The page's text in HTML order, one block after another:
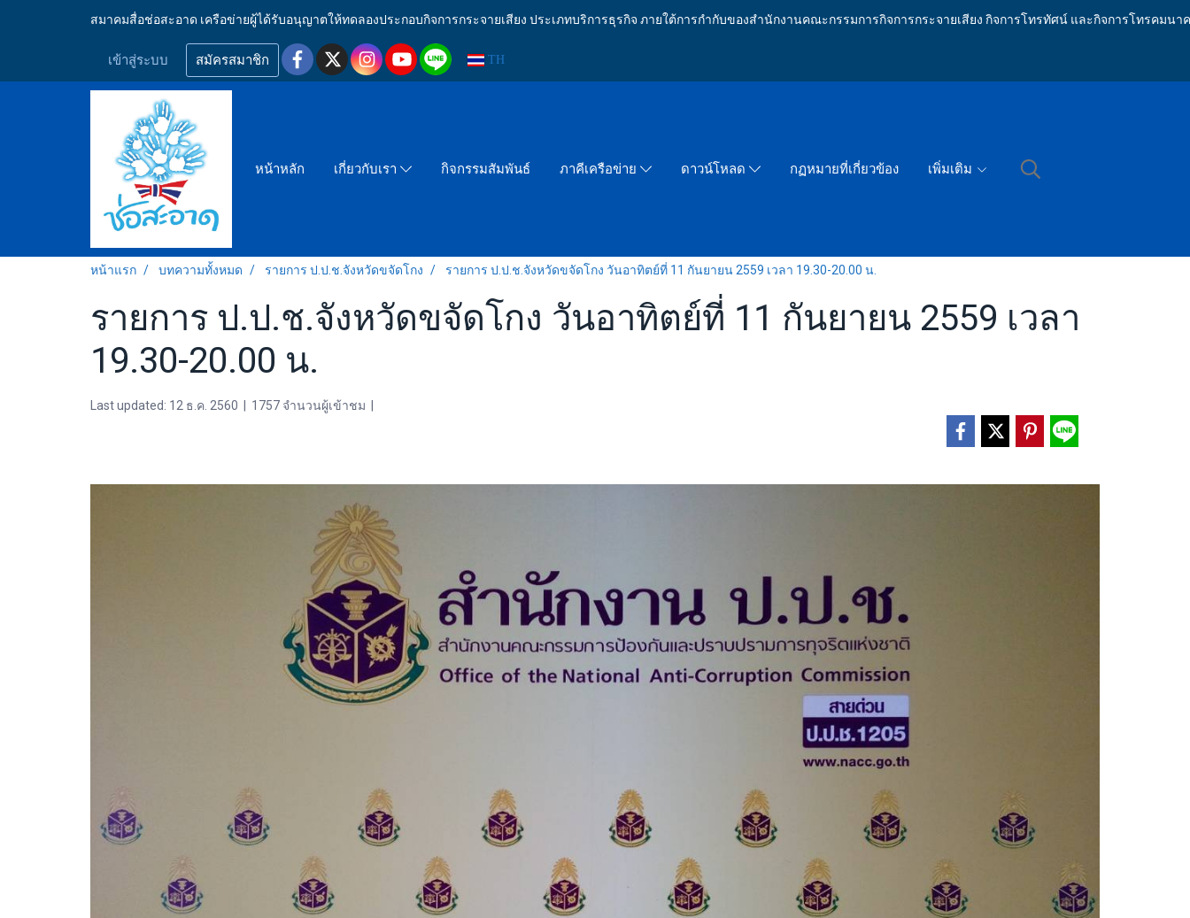
สมาคมสื่อช่อสะอาด เครือข่ายผู้ได้รับอนุญาตให้ทดลองประกอบกิจการกระจายเสียง ประเภทบริการธุรกิจ ภายใต้การกำกับของสำนักงานคณะกรรมการกิจการกระจายเสียง กิจการโทรทัศน์ และกิจการโทรคมนา
เข้าสู่ระบบ สมัครสมาชิก TH
หน้าหลัก เกี่ยวกับเรา กิจกรรมสัมพันธ์ ภาคีเครือข่าย ดาวน์โหลด กฏหมายที่เกี่ยวข้อง เพิ่มเติม
หน้าแรก บทความทั้งหมด รายการ ป.ป.ช.จังหวัดขจัดโกง รายการ ป.ป.ช.จังหวัดขจัดโกง วันอาทิตย์ที่ 11 กันยายน 2559 เวลา 19.30-20.00 น.
รายการ ป.ป.ช.จังหวัดขจัดโกง วันอาทิตย์ที่ 11 กันยายน 2559 เวลา
19.30-20.00 น.
Last updated: 12 ธ.ค. 2560 1757 จำนวนผู้เข้าชม